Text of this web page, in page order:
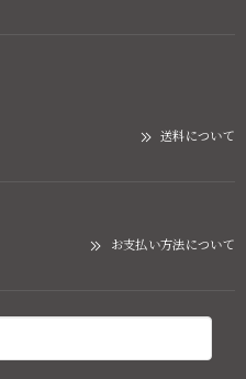
送料について
お支払い方法について